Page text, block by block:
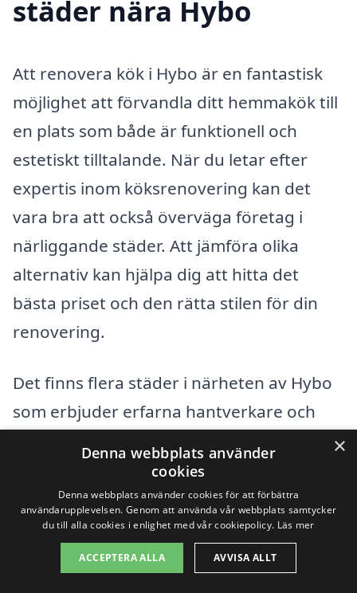
städer nära Hybo
Att renovera kök i Hybo är en fantastisk
möjlighet att förvandla ditt hemmakök till
en plats som både är funktionell och
estetiskt tilltalande. När du letar efter
expertis inom köksrenovering kan det
vara bra att också överväga företag i
närliggande städer. Att jämföra olika
alternativ kan hjälpa dig att hitta det
bästa priset och den rätta stilen för din
renovering.
Det finns flera städer i närheten av Hybo
som erbjuder erfarna hantverkare och
köksrenoveringar. Några av dessa städer
inkluderar:
Ljusdal
×
Denna webbplats använder
cookies
Denna webbplats använder cookies för att förbättra
användarupplevelsen. Genom att använda vår webbplats samtycker
du till alla cookies i enlighet med vår cookiepolicy. Läs mer
ACCEPTERA ALLA AVVISA ALLT